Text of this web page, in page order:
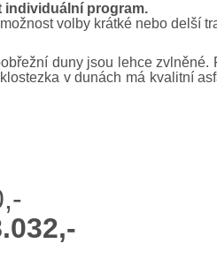
individuální program.
volby krátké nebo delší
duny jsou lehce
v dunách má kvalitní